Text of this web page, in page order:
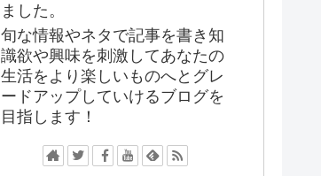
ました。
旬な情報やネタで記事を書き知
識欲や興味を刺激してあなたの
生活をより楽しいものへとグレ
ードアップしていけるブログを
目指します！